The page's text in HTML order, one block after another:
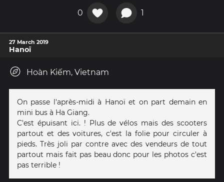
0 1
27 March 2019
Hanoï
Hoàn Kiếm, Vietnam
On passe l'après-midi à Hanoï et on part demain en
mini bus à Ha Giang.
C'est épuisant ici. ! Plus de vélos mais des scooters
partout et des voitures, c'est la folie pour circuler à
pieds. Très joli par contre avec des vendeurs de tout
partout mais fait pas beau donc pour les photos c'est
pas terrible !